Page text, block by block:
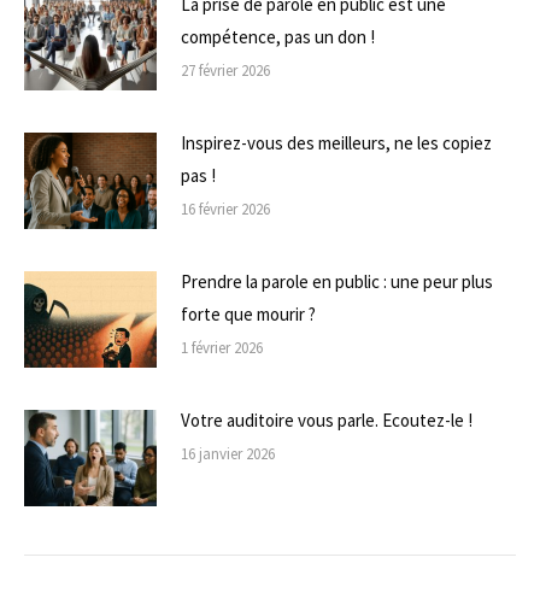
compétence, pas un don !
27 février 2026
Inspirez-vous des meilleurs, ne les copiez
pas !
16 février 2026
Prendre la parole en public : une peur plus
forte que mourir ?
1 février 2026
Votre auditoire vous parle. Ecoutez-le !
16 janvier 2026